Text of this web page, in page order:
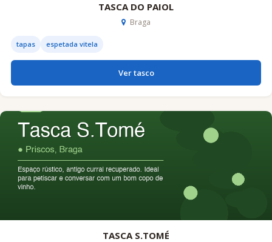
TASCA DO PAIOL
Braga
tapas espetada vitela
Ver tasco
TASCA S.TOMÉ